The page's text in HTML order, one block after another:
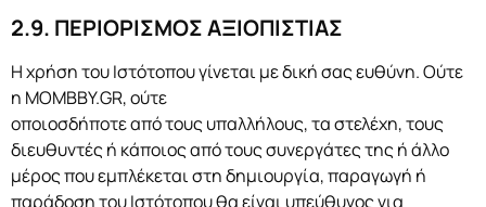
2.9. ΠΕΡΙΟΡΙΣΜΟΣ ΑΞΙΟΠΙΣΤΙΑΣ
Η χρήση του Ιστότοπου γίνεται με δική σας ευθύνη. Ούτε
η MOMBBY.GR, ούτε
οποιοσδήποτε από τους υπαλλήλους, τα στελέχη, τους
διευθυντές ή κάποιος από τους συνεργάτες της ή άλλο
μέρος που εμπλέκεται στη δημιουργία, παραγωγή ή
παράδοση του Ιστότοπου θα είναι υπεύθυνος για